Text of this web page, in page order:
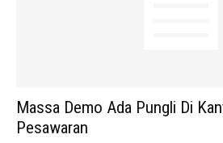
Massa Demo Ada Pungli Di
Pesawaran